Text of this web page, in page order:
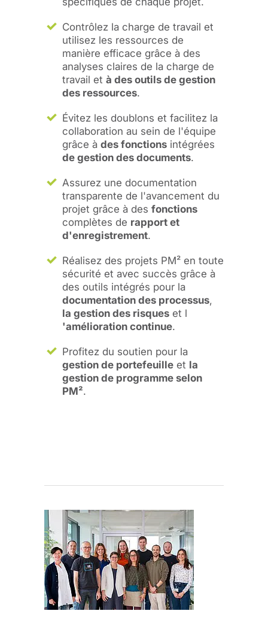
Contrôlez la charge de travail et
utilisez les ressources de
manière efficace grâce à des
analyses claires de la charge de
travail et à des outils de gestion
des ressources.
Évitez les doublons et facilitez la
collaboration au sein de l'équipe
grâce à des fonctions intégrées
de gestion des documents.
Assurez une documentation
transparente de l'avancement du
projet grâce à des fonctions
complètes de rapport et
d'enregistrement.
Réalisez des projets PM² en toute
sécurité et avec succès grâce à
des outils intégrés pour la
documentation des processus,
la gestion des risques et l
'amélioration continue.
Profitez du soutien pour la
gestion de portefeuille et la
gestion de programme selon
PM².